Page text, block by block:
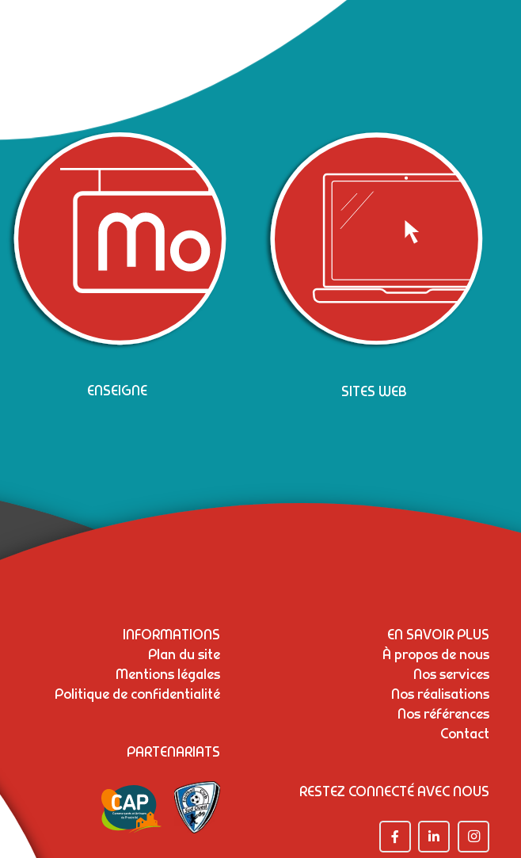
VISIBILITÉ
ENSEIGNE SITES WEB
INFORMATIONS
Plan du site
Mentions légales
Politique de confidentialité
PARTENARIATS
EN SAVOIR PLUS
À propos de nous
Nos services
Nos réalisations
Nos références
Contact
RESTEZ CONNECTÉ AVEC NOUS